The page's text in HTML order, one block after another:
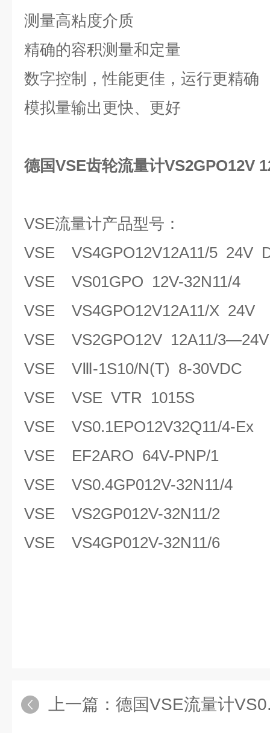
测量高粘度介质
精确的容积测量和定量
数字控制，性能更佳，运行更精确
模拟量输出更快、更好
德国VSE齿轮流量计VS2GPO12V
VSE流量计产品型号：
VSE VS4GPO12V12A11/5 24V
VSE VS01GPO 12V-32N11/4
VSE VS4GPO12V12A11/X 24V
VSE VS2GPO12V 12A11/
VSE VⅢ-1S10/N(T) 8-30VDC
VSE VSE VTR 1015S
VSE VS0.1EPO12V32Q11/4-Ex
VSE EF2ARO 64V-PNP/1
VSE VS0.4GP012V-32N11/4
VSE VS2GP012V-32N11/2
VSE VS4GP012V-32N11/6
上一篇： 德国VSE流量计VS0.02